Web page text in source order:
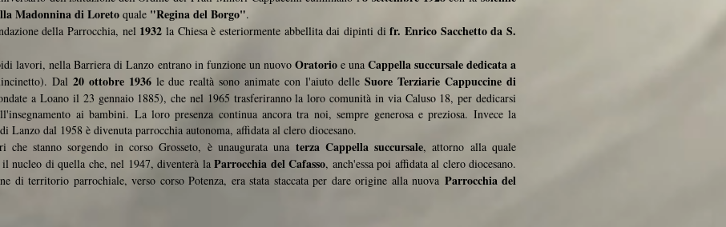
Madonnina di Loreto quale "Regina del Borgo".
della Parrocchia, nel 1932 la Chiesa è esteriormente abbellita dai dipinti difr. Enrico Sacchetto da S.
lavori, nella Barriera di Lanzo entrano in funzione un nuovo Oratorioe una Cappella succursale dedicata a
Dal 20 ottobre 1936le due realtà sono animate con l'aiuto delleSuore Terziarie Cappuccine di
a Loano il 23 gennaio 1885), che nel 1965 trasferiranno la loro comunità in via Caluso 18, per dedicarsi
ai bambini. La loro presenza continua ancora tra noi, sempre generosa e preziosa. Invece la
Lanzo dal 1958 è divenuta parrocchia autonoma, affidata al clero diocesano.
che stanno sorgendo in corso Grosseto, è unaugurata una terza Cappella succursale, attorno alla quale
il nucleo di quella che, nel 1947, diventerà la Parrocchia del Cafasso, anch'essa poi affidata al clero diocesano.
di territorio parrochiale, verso corso Potenza, era stata staccata per dare origine alla nuova Parrocchia del